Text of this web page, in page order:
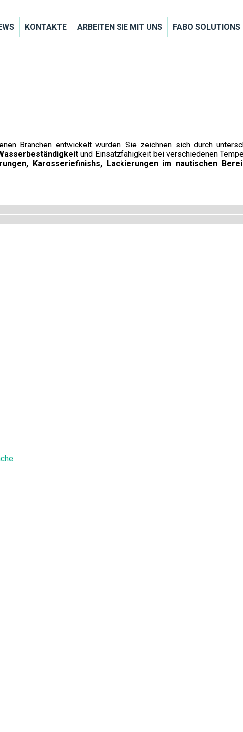
KONTAKTE ARBEITEN SIE MIT UNS FABO SOLUTIONS
Branchen entwickelt wurden. Sie zeichnen sich durch
und Einsatzfähigkeit bei verschiedenen
Karosseriefinishs, Lackierungen im nautischen